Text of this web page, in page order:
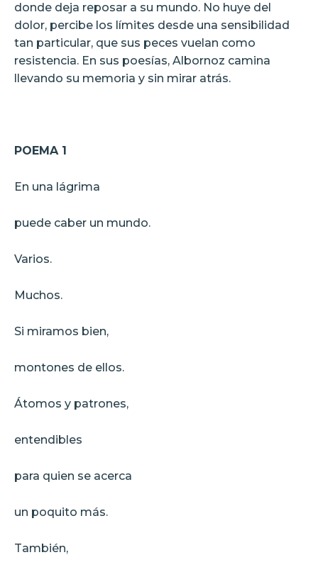
donde deja reposar a su mundo. No huye del
dolor, percibe los límites desde una sensibilidad
tan particular, que sus peces vuelan como
resistencia. En sus poesías, Albornoz camina
llevando su memoria y sin mirar atrás.
POEMA 1
En una lágrima
puede caber un mundo.
Varios.
Muchos.
Si miramos bien,
montones de ellos.
Átomos y patrones,
entendibles
para quien se acerca
un poquito más.
También,